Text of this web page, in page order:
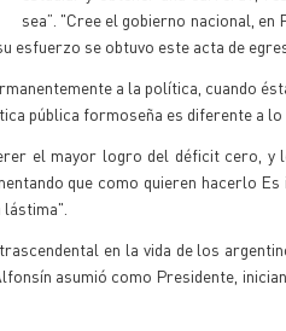
sea”. "Cree el gobierno nacional,
esfuerzo se obtuvo este acta de
a la política, cuando
pública formoseña es diferente a lo
el mayor logro del déficit cero, y
que como quieren hacerlo
en la vida de los
asumió como Presidente,